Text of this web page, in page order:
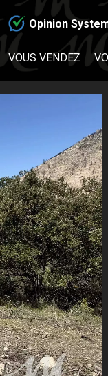
Opinion
VOUS VENDEZ